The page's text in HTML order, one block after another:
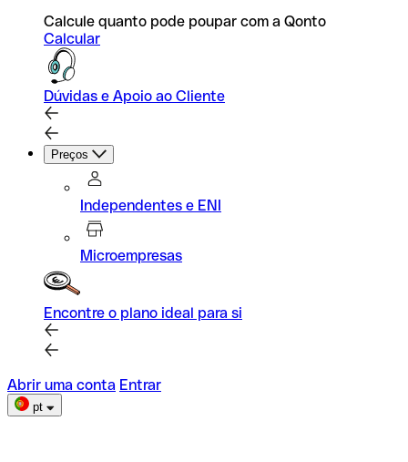
Calcule quanto pode poupar com a Qonto
Calcular
Dúvidas e Apoio ao Cliente
Preços
Independentes e ENI
Microempresas
Encontre o plano ideal para si
Abrir uma conta Entrar
pt